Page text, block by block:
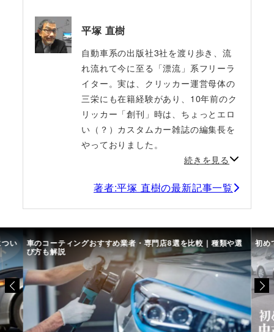
平塚 直樹
自動車系の出版社3社を渡り歩き、流
れ流れて今に至る「漂流」系フリーラ
イター。実は、クリッカー運営母体の
三栄にも在籍経験があり、10年前のク
リッカー「創刊」時は、ちょっとエロ
い（？）カスタムカー雑誌の編集長を
やっておりました。
続きを見る
著者:平塚 直樹の最新記事一覧
い 車のコーティングおすすめ業者・専門店8選を比較｜種類や選
び方も解説
初め